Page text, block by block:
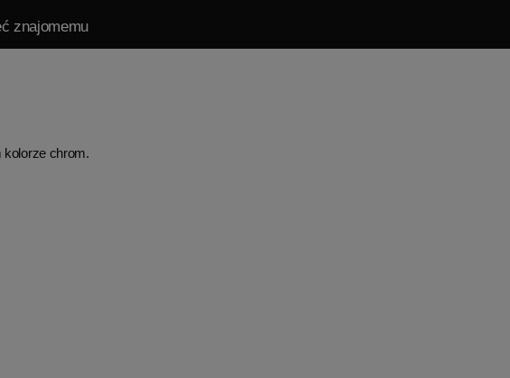
znajomemu
kolorze chrom.